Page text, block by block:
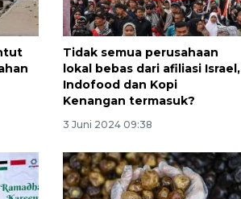
Tidak semua perusahaan
lokal bebas dari afiliasi Israel,
Indofood dan Kopi
Kenangan termasuk?
3 Juni 2024 09:38